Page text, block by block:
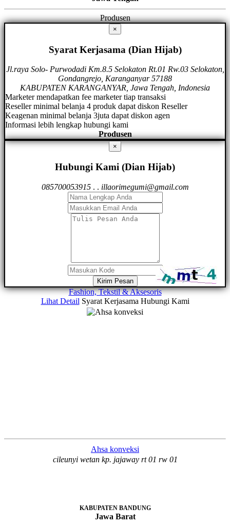
Produsen
×
Syarat Kerjasama (Dian Hijab)
Jl.raya Solo- Purwodadi Km.8.5 Selokaton Rt.01 Rw.03 Selokaton,
Gondangrejo, Karanganyar 57188
KABUPATEN KARANGANYAR, Jawa Tengah, Indonesia
Marketer mendapatkan fee marketer tiap transaksi
Reseller minimal belanja 4 produk dapat diskon Reseller
Keagenan minimal belanja 3juta dapat diskon agen
Informasi lebih lengkap hubungi kami
Produsen
×
Hubungi Kami (Dian Hijab)
085700053915. . illaorimegumi@gmail.com
Kirim Pesan
Fashion, Tekstil & Aksesoris
Lihat Detail Syarat Kerjasama Hubungi Kami
Ahsa konveksi
cileunyi wetan kp. jajaway rt 01 rw 01
KABUPATEN BANDUNG
Jawa Barat